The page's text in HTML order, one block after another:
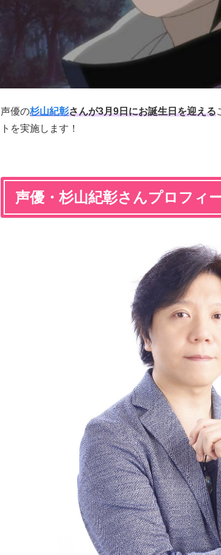
声優の杉山紀彰さんが3月9日にお誕生日を迎える
トを実施します！
声優・杉山紀彰さんプロフィ